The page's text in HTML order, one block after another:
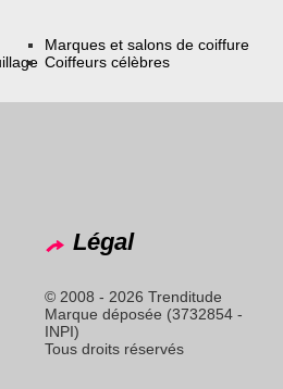
Marques et salons de coiffure
Coiffeurs célèbres
Légal
© 2008 - 2026 Trenditude
Marque déposée (3732854 -
INPI)
Tous droits réservés